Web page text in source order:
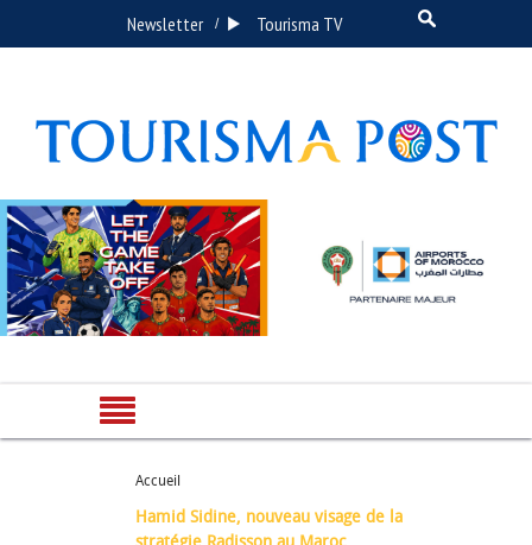
Newsletter / Tourisma TV
Accueil
Hamid Sidine, nouveau visage de la